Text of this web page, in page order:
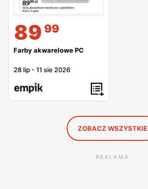
89 99
Farby akwarelowe PC
28 lip -11 sie 2026
ZOBACZ WSZYSTKIE
REKLAMA